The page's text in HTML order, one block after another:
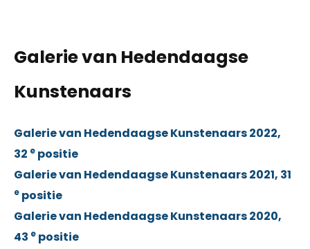
Galerie van Hedendaagse
Kunstenaars
Galerie van Hedendaagse Kunstenaars 2022,
32 e positie
Galerie van Hedendaagse Kunstenaars 2021, 31
e positie
Galerie van Hedendaagse Kunstenaars 2020,
43 e positie